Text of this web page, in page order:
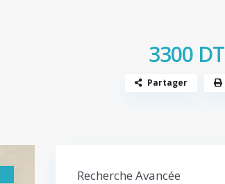
3300 DT
Partager
Recherche Avancée